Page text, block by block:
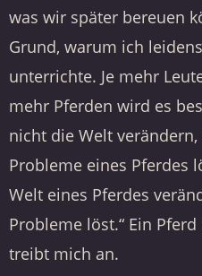
was wir später bereuen
Grund, warum ich
unterrichte. Je mehr
mehr Pferden wird es
nicht die Welt
Probleme eines Pferdes
Welt eines Pferdes
Probleme löst.“ Ein
treibt mich an.